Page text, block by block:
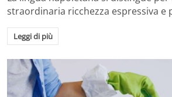
straordinaria ricchezza espressiva
Leggi di più